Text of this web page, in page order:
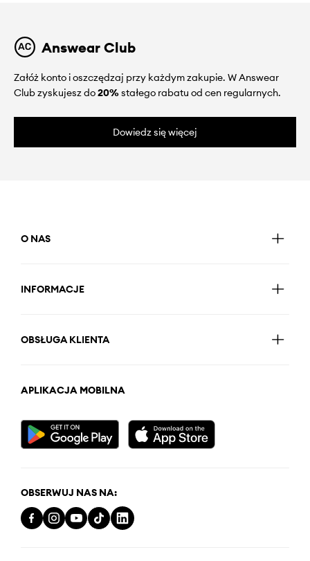
Answear Club
Załóż konto i oszczędzaj przy każdym zakupie. W Answear
Club zyskujesz do20%stałego rabatu od cen regularnych.
Dowiedz się więcej
O NAS
INFORMACJE
OBSŁUGA KLIENTA
APLIKACJA MOBILNA
OBSERWUJ NAS NA: